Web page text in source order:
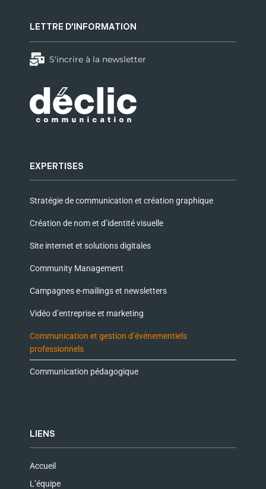
LETTRE D'INFORMATION
S'incrire à la newsletter
EXPERTISES
Stratégie de communication et création graphique
Création de nom et d’identité visuelle
Site internet et solutions digitales
Community Management
Campagnes e-mailings et newsletters
Vidéo d’entreprise et marketing
Communication et gestion d’événementiels
professionnels
Communication pédagogique
LIENS
Accueil
L’équipe